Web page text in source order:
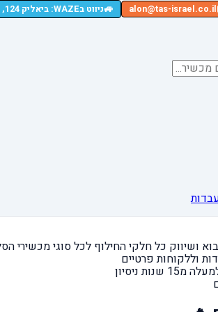
alon@tas-israel.co.il
🚙ניווט בWAZE: ביאליק 124, רמת גן
ושיווק כל חלקי החילוף לכל סוגי מכשירי
וללקוחות פרטיים
ניסיון